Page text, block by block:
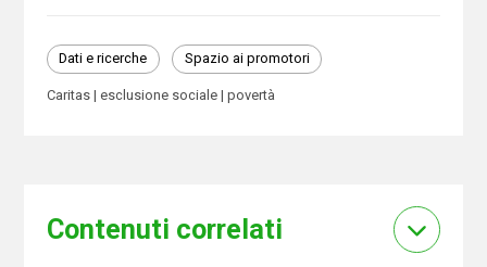
Dati e ricerche Spazio ai promotori
Caritas esclusione sociale povertà
Contenuti correlati